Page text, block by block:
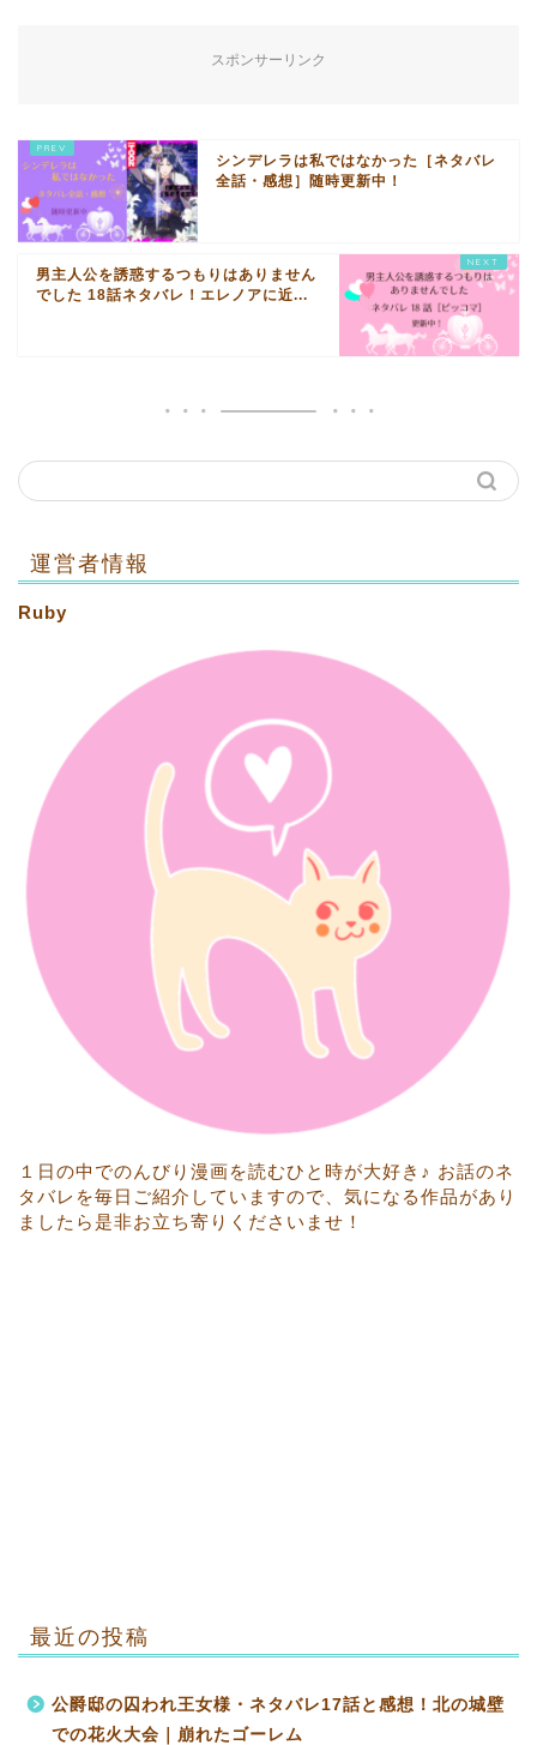
スポンサーリンク
シンデレラは私ではなかった［ネタバレ
全話・感想］随時更新中！
男主人公を誘惑するつもりはありません
でした 18話ネタバレ！エレノアに近...
運営者情報
Ruby
１日の中でのんびり漫画を読むひと時が大好き♪ お話のネ
タバレを毎日ご紹介していますので、気になる作品があり
ましたら是非お立ち寄りくださいませ！
最近の投稿
公爵邸の囚われ王女様・ネタバレ17話と感想！北の城壁
での花火大会｜崩れたゴーレム